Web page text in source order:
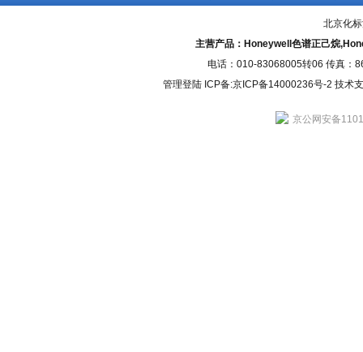
北京化
主营产品：Honeywell色谱正己烷
电话：010-83068005转06 传真：
管理登陆ICP备:京ICP备14000236号-2 技术
京公网安备